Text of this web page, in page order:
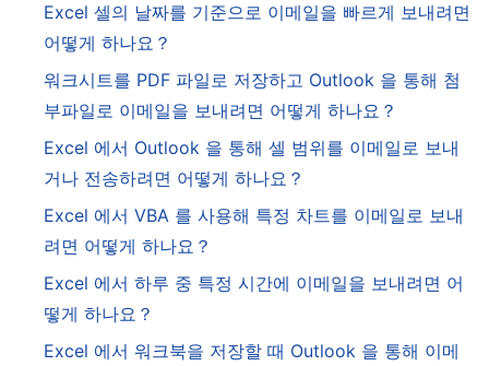
Excel 셀의 날짜를 기준으로 이메일을 빠르게 보내려면
어떻게 하나요？
워크시트를 PDF 파일로 저장하고 Outlook 을 통해 첨
부파일로 이메일을 보내려면 어떻게 하나요？
Excel 에서 Outlook 을 통해 셀 범위를 이메일로 보내
거나 전송하려면 어떻게 하나요？
Excel 에서 VBA 를 사용해 특정 차트를 이메일로 보내
려면 어떻게 하나요？
Excel 에서 하루 중 특정 시간에 이메일을 보내려면 어
떻게 하나요？
Excel 에서 워크북을 저장할 때 Outlook 을 통해 이메